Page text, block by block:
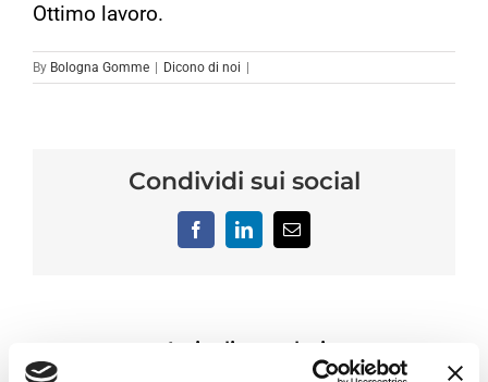
Ottimo lavoro.
By Bologna Gomme | Dicono di noi |
Condividi sui social
FacebookLinkedInEmail
Articoli correlati